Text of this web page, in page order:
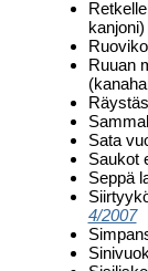
kanjoni)
Ruuan
Sata
Saukot
Seppä
4/2007